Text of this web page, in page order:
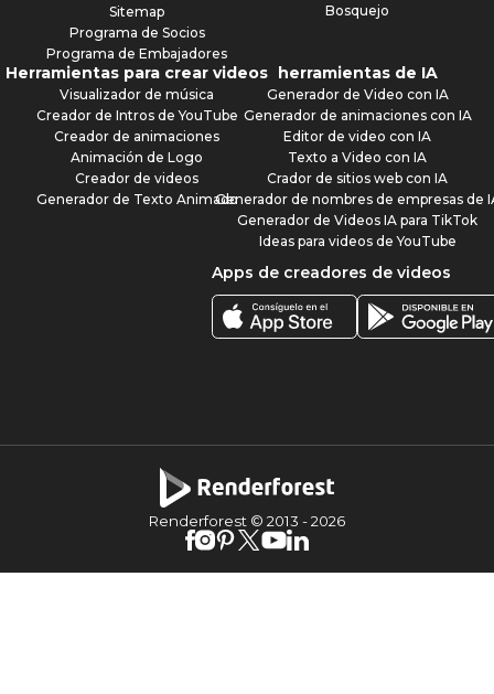
Sitemap
Programa de Socios
Programa de Embajadores
Bosquejo
Herramientas para crear videos
Visualizador de música
Creador de Intros de YouTube
Creador de animaciones
Animación de Logo
Creador de videos
Generador de Texto Animado
herramientas de IA
Generador de Video con IA
Generador de animaciones con IA
Editor de video con IA
Texto a Video con IA
Crador de sitios web con IA
Generador de nombres de empresas de
Generador de Videos IA para TikTok
Ideas para videos de YouTube
Apps de creadores de videos
Renderforest © 2013 -2026